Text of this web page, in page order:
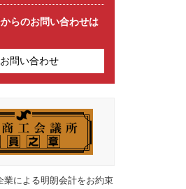
らのお問い合わせは
お問い合わせ
業による明朗会計をお約束